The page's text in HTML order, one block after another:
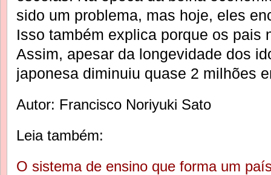
sido um problema, mas hoje, eles
Isso também explica porque os pais
Assim, apesar da longevidade dos
japonesa diminuiu quase 2 milhões
Autor: Francisco Noriyuki Sato
Leia também:
O sistema de ensino que forma um